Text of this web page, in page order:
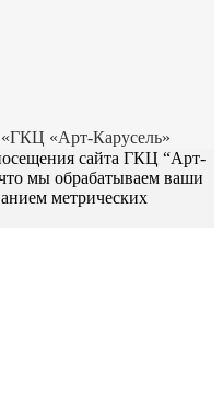
«Арт-Карусель»
сайта ГКЦ “Арт-
мы обрабатываем ваши
метрических